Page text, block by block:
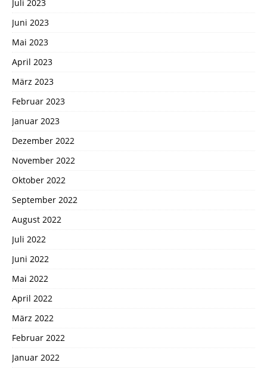
Juli 2023
Juni 2023
Mai 2023
April 2023
März 2023
Februar 2023
Januar 2023
Dezember 2022
November 2022
Oktober 2022
September 2022
August 2022
Juli 2022
Juni 2022
Mai 2022
April 2022
März 2022
Februar 2022
Januar 2022